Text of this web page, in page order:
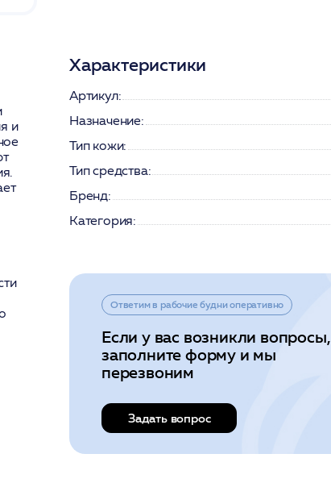
и
Характеристики
Артикул:
Назначение:
Тип кожи:
Тип средства:
Бренд:
Категория:
Ответим в рабочие будни оперативно
Если у вас возникли вопросы,
заполните форму и мы
перезвоним
Задать вопрос